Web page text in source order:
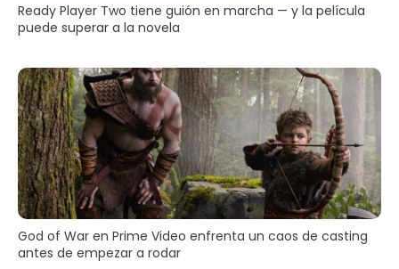
Ready Player Two tiene guión en marcha — y la película
puede superar a la novela
God of War en Prime Video enfrenta un caos de casting
antes de empezar a rodar